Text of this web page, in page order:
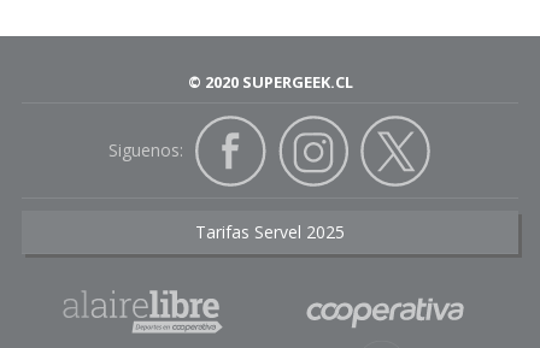
© 2020 SUPERGEEK.CL
Siguenos:
Tarifas Servel 2025